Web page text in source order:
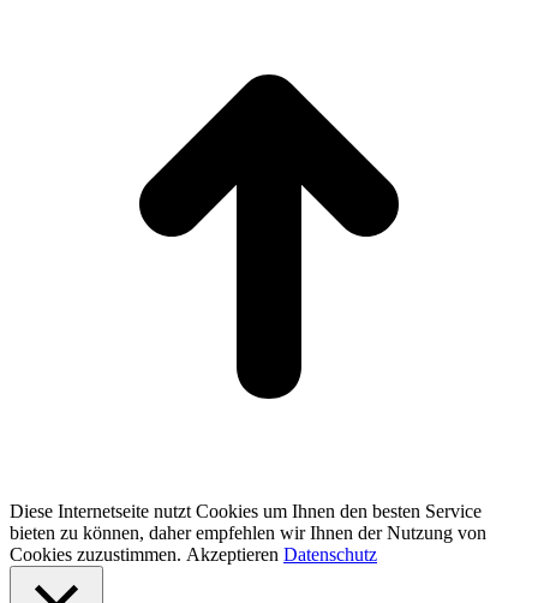
Diese Internetseite nutzt Cookies um Ihnen den besten Service
bieten zu können, daher empfehlen wir Ihnen der Nutzung von
Cookies zuzustimmen. Akzeptieren Datenschutz